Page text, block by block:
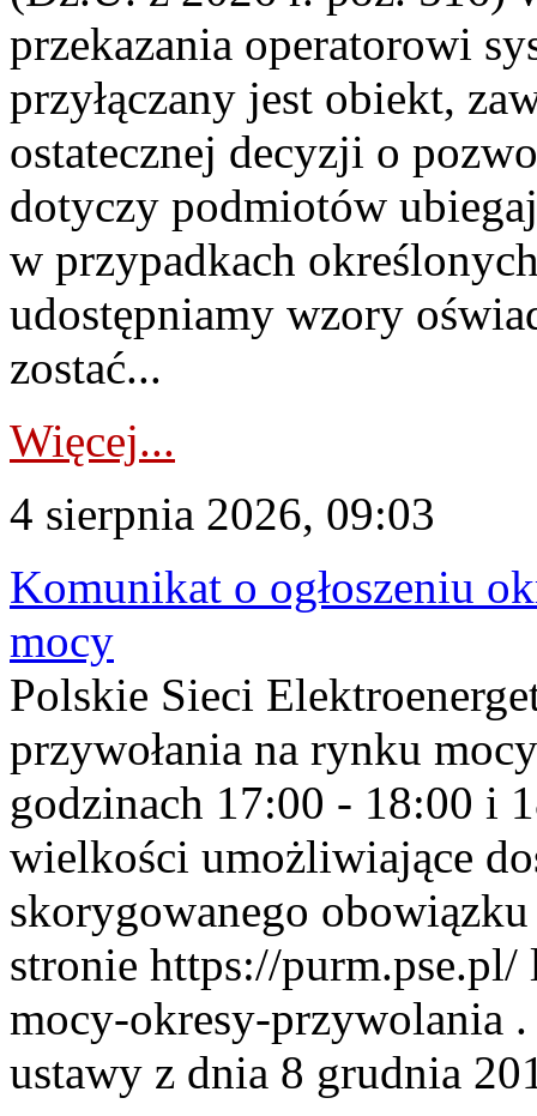
przekazania operatorowi
przyłączany jest obiekt,
ostatecznej decyzji o
dotyczy podmiotów
w przypadkach
udostępniamy wzory
zostać...
Więcej...
4 sierpnia 2026, 09:03
Komunikat o ogłoszeniu
mocy
Polskie Sieci
przywołania na rynku
godzinach 17:00 - 18:00 i
wielkości umożliwiające
skorygowanego
stronie https://
mocy-okresy-przywolania
ustawy z dnia 8 grudnia